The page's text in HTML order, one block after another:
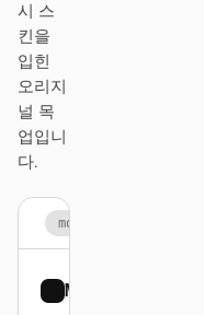
블로그
시 스
킨을
입힌
오리지
널 목
업입니
다.
mono.com
Mono